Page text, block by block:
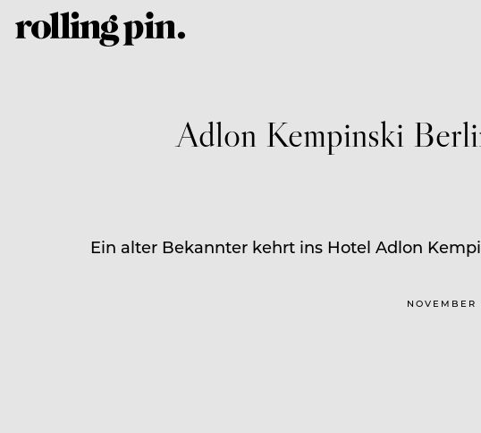
Adlon Kempinski
Ein alter Bekannter kehrt ins Hotel Adlon